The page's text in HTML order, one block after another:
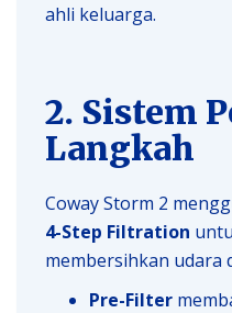
ahli keluarga.
2. Sistem
Langkah
Coway Storm 2
4-Step Filtration
membersihkan udara
Pre-Filter